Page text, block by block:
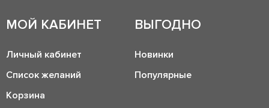
МОЙ КАБИНЕТ
Личный кабинет
Список желаний
Корзина
ВЫГОДНО
Новинки
Популярные